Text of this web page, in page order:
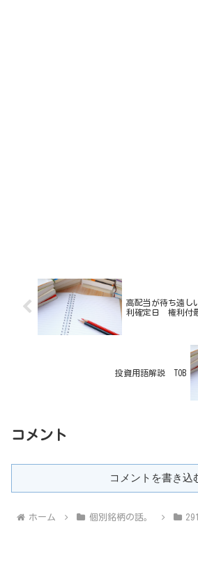
高配当が待ち遠
利確定日 権利付
投資用語解説 TOB
コメント
コメントを書き込
ホーム 個別銘柄の話。